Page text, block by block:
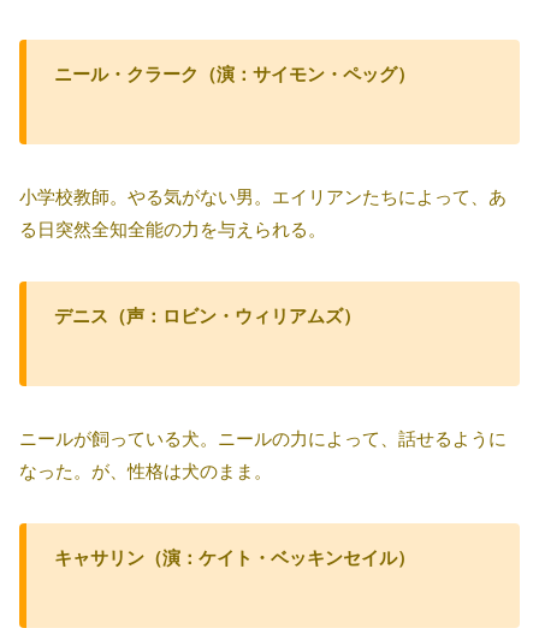
ニール・クラーク（演：サイモン・ペッグ）
小学校教師。やる気がない男。エイリアンたちによって、あ
る日突然全知全能の力を与えられる。
デニス（声：ロビン・ウィリアムズ）
ニールが飼っている犬。ニールの力によって、話せるように
なった。が、性格は犬のまま。
キャサリン（演：ケイト・ベッキンセイル）